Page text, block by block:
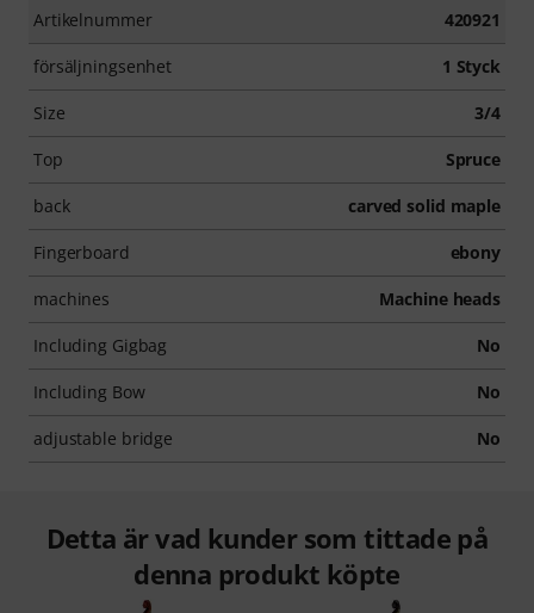
Artikelnummer 420921
försäljningsenhet 1 Styck
Size 3/4
Top Spruce
back carved solid maple
Fingerboard ebony
machines Machine heads
Including Gigbag No
Including Bow No
adjustable bridge No
Detta är vad kunder som tittade på
denna produkt köpte